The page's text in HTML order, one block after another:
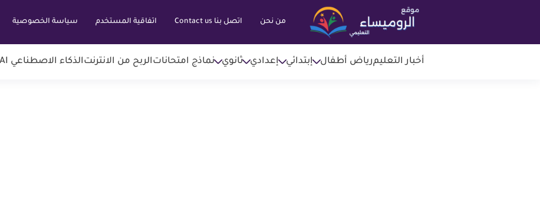
من نحن اتصل بنا Contact us اتفاقية المستخدم سياسة الخصوصية
أخبار التعليمرياض أطفال إبتدائي إعدادي ثانوي نماذج امتحاناتالربح من الانترنتالذكاء الاصطناعي AI